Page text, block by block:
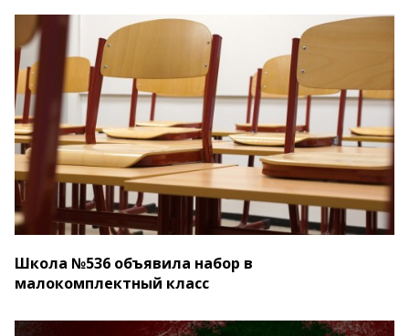
Школа №536 объявила набор в
малокомплектный класс